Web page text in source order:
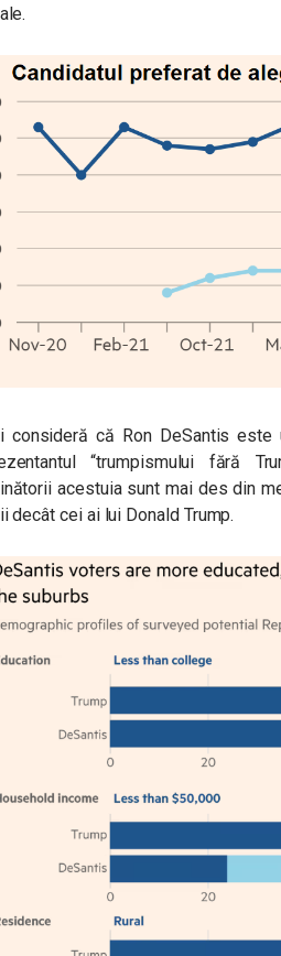
consideră că Ron DeSantis
“trumpismului fără
acestuia sunt mai des din
decât cei ai lui Donald Trump.